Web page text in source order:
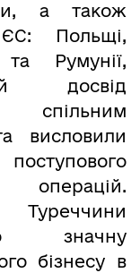
а також
ЄС: Польщі,
Румунії,
досвід
спільним
висловили
операцій.
значну
бізнесу в